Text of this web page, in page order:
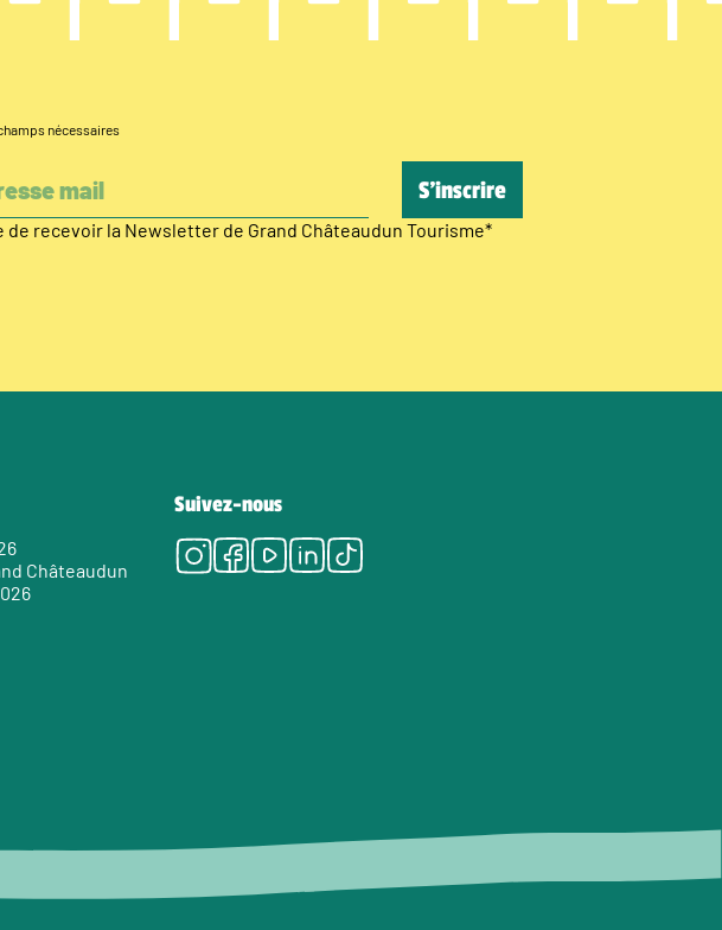
nécessaires
de recevoir la Newsletter de Grand Châteaudun Tourisme*
Châteaudun
Suivez-nous
Instagram
Facebook
Youtube
LinkedIn
Tiktok